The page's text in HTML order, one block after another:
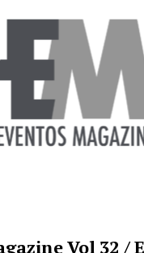
Vol 32 /